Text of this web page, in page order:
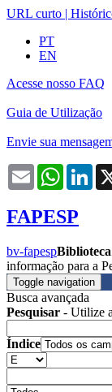
URL curto |
PT
EN
Acesse nosso FAQ
Guia de Utilização
Envie sua
Email
FAPESP
bv-fapesp
informação para a
Toggle navigation
Busca avançada
Pesquisar - Utilize
Índice